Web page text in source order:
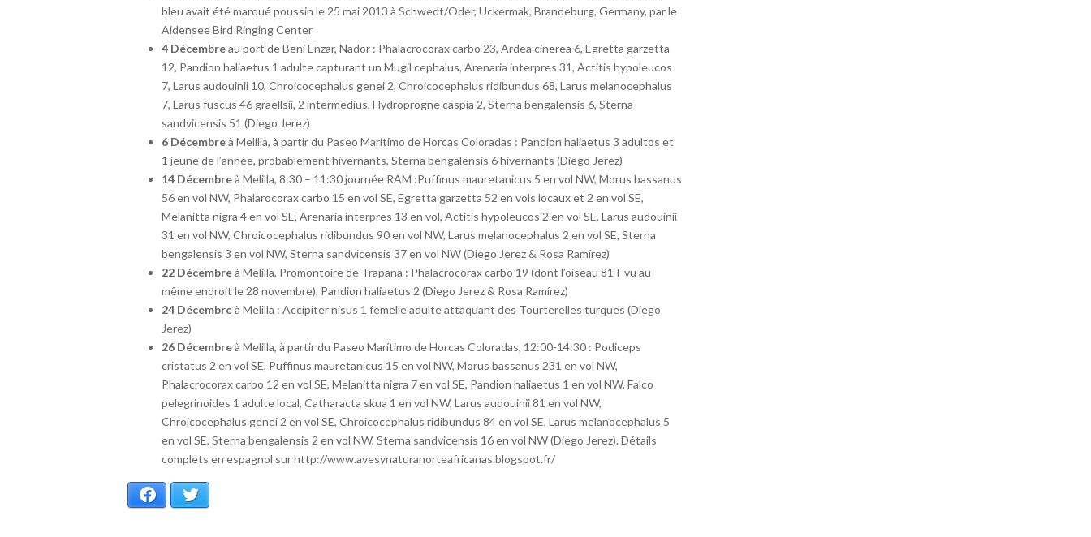
bleu avait été marqué poussin le 25 mai 2013 à Schwedt/Oder, Uckermak, Brandeburg, Germany, par le
Aidensee Bird Ringing Center
4 Décembreau port de Beni Enzar, Nador : Phalacrocorax carbo 23, Ardea cinerea 6, Egretta garzetta
12, Pandion haliaetus 1 adulte capturant un Mugil cephalus, Arenaria interpres 31, Actitis hypoleucos
7, Larus audouinii 10, Chroicocephalus genei 2, Chroicocephalus ridibundus 68, Larus melanocephalus
7, Larus fuscus 46 graellsii, 2 intermedius, Hydroprogne caspia 2, Sterna bengalensis 6, Sterna
sandvicensis 51 (Diego Jerez)
6 Décembreà Melilla, à partir du Paseo Marítimo de Horcas Coloradas : Pandion haliaetus 3 adultos et
1 jeune de l’année, probablement hivernants, Sterna bengalensis 6 hivernants (Diego Jerez)
14 Décembreà Melilla, 8:30 – 11:30 journée RAM :Puffinus mauretanicus 5 en vol NW, Morus bassanus
56 en vol NW, Phalarocorax carbo 15 en vol SE, Egretta garzetta 52 en vols locaux et 2 en vol SE,
Melanitta nigra 4 en vol SE, Arenaria interpres 13 en vol, Actitis hypoleucos 2 en vol SE, Larus audouinii
31 en vol NW, Chroicocephalus ridibundus 90 en vol NW, Larus melanocephalus 2 en vol SE, Sterna
bengalensis 3 en vol NW, Sterna sandvicensis 37 en vol NW (Diego Jerez & Rosa Ramírez)
22 Décembreà Melilla, Promontoire de Trapana : Phalacrocorax carbo 19 (dont l’oiseau 81T vu au
même endroit le 28 novembre), Pandion haliaetus 2 (Diego Jerez & Rosa Ramírez)
24 Décembreà Melilla : Accipiter nisus 1 femelle adulte attaquant des Tourterelles turques (Diego
Jerez)
26 Décembreà Melilla, à partir du Paseo Marítimo de Horcas Coloradas, 12:00-14:30 : Podiceps
cristatus 2 en vol SE, Puffinus mauretanicus 15 en vol NW, Morus bassanus 231 en vol NW,
Phalacrocorax carbo 12 en vol SE, Melanitta nigra 7 en vol SE, Pandion haliaetus 1 en vol NW, Falco
pelegrinoides 1 adulte local, Catharacta skua 1 en vol NW, Larus audouinii 81 en vol NW,
Chroicocephalus genei 2 en vol SE, Chroicocephalus ridibundus 84 en vol SE, Larus melanocephalus 5
en vol SE, Sterna bengalensis 2 en vol NW, Sterna sandvicensis 16 en vol NW (Diego Jerez). Détails
complets en espagnol sur http://www.avesynaturanorteafricanas.blogspot.fr/
Facebook